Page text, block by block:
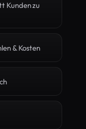
Kunden zu
& Kosten